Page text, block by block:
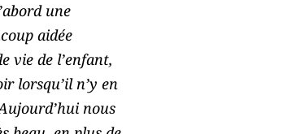
une
aidée
vie de l’enfant,
lorsqu’il n’y en
nous